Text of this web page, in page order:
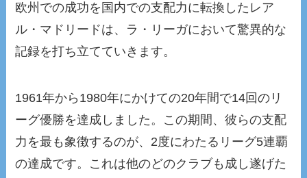
欧州での成功を国内での支配力に転換したレア
ル・マドリードは、ラ・リーガにおいて驚異的な
記録を打ち立てていきます。
1961年から1980年にかけての20年間で14回のリ
ーグ優勝を達成しました。この期間、彼らの支配
力を最も象徴するのが、2度にわたるリーグ5連覇
の達成です。これは他のどのクラブも成し遂げた